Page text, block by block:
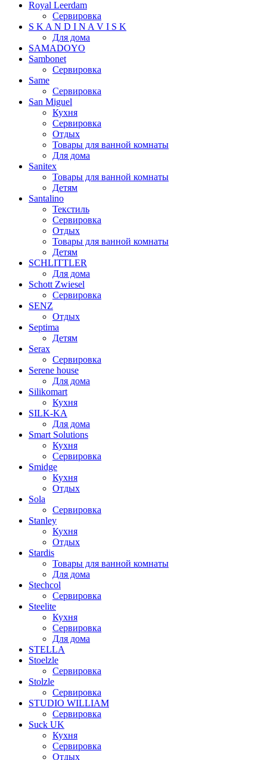
Royal Leerdam
Сервировка
S K A N D I N A V I S K
Для дома
SAMADOYO
Sambonet
Сервировка
Same
Сервировка
San Miguel
Кухня
Сервировка
Отдых
Товары для ванной комнаты
Для дома
Sanitex
Товары для ванной комнаты
Детям
Santalino
Текстиль
Сервировка
Отдых
Товары для ванной комнаты
Детям
SCHLITTLER
Для дома
Schott Zwiesel
Сервировка
SENZ
Отдых
Septima
Детям
Serax
Сервировка
Serene house
Для дома
Silikomart
Кухня
SILK-KA
Для дома
Smart Solutions
Кухня
Сервировка
Smidge
Кухня
Отдых
Sola
Сервировка
Stanley
Кухня
Отдых
Stardis
Товары для ванной комнаты
Для дома
Stechcol
Сервировка
Steelite
Кухня
Сервировка
Для дома
STELLA
Stoelzle
Сервировка
Stolzle
Сервировка
STUDIO WILLIAM
Сервировка
Suck UK
Кухня
Сервировка
Отдых